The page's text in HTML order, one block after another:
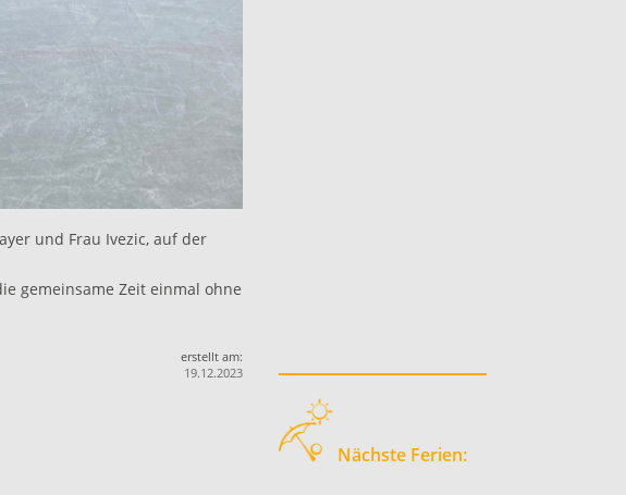
und Frau Ivezic, auf der
gemeinsame Zeit einmal ohne
erstellt am:
19.12.2023
Nächste Ferien: